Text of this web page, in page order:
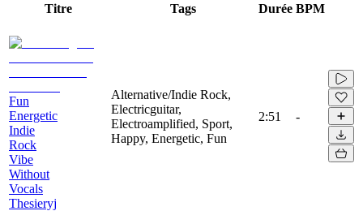
Titre Tags Durée BPM
Fun
Energetic
Indie
Rock
Vibe
Without
Vocals
Thesieryj
Alternative/Indie Rock,
Electricguitar,
Electroamplified, Sport,
Happy, Energetic, Fun
2:51 -